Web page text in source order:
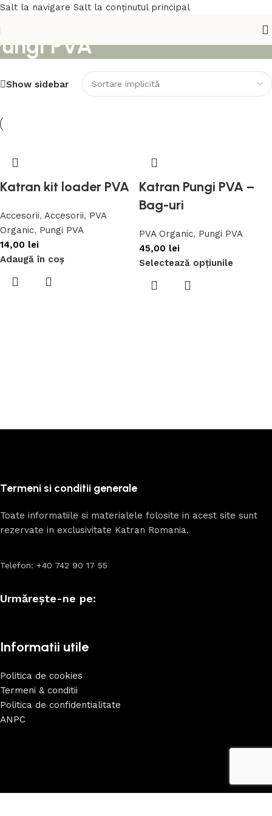
Salt la navigare Salt la conținutul principal
PVA
Show sidebar
Katran kit loader PVA
Accesorii, Accesorii, PVA
Organic, Pungi PVA
14,00 lei
Adaugă în coș
Katran Pungi PVA –
Bag-uri
PVA Organic, Pungi PVA
45,00 lei
Selectează opțiunile
Termeni si conditii generale
Toate informatiile si materialele folosite in acest site sunt
rezervate in exclusivitate Katran Romania.
Telefon: +40 742 90 17 55
Urmărește-ne pe:
Informatii utile
Politica de cookies
Termeni & conditii
Politica de confidentialitate
ANPC